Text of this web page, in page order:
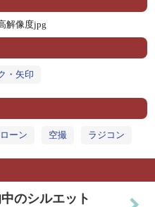
解像度jpg
・矢印
ローン 空撮 ラジコン
のシルエット